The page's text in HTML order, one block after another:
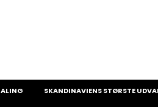
SKANDINAVIENS STØRSTE UDVALG AF